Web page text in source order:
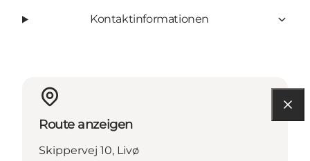
Kontaktinformationen
Route anzeigen
Skippervej 10, Livø